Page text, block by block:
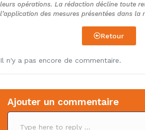
Par conventions conclues les
27 janvier 2017, notifiées à
fiscale, elle a cédé à la
sous le régime prévu par
du code monétaire et
créances de crédit d’impôt
détenir à ce titre sur le
Natixis a présenté, les 2
janvier 2020, des
leurs opérations. La rédaction décline toute
l’application des mesures présentées dans la
Retour
Il n'y a pas encore de commentaire.
Ajouter un commentaire
C